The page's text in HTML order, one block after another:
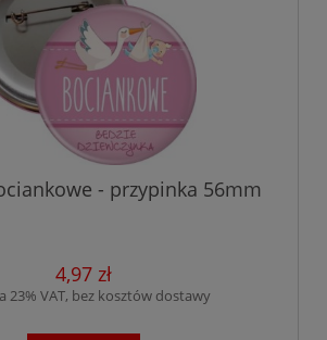
- przypinka 56mm
4,97 zł
23% VAT, bez kosztów dostawy